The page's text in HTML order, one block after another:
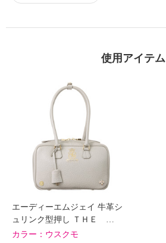
使用アイテム
エーディーエムジェイ 牛革シ
ュリンク型押し ＴＨＥ …
カラー： ウスクモ